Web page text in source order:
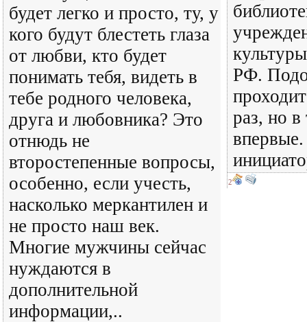
будет легко и просто, ту, у
кого будут блестеть глаза
от любви, кто будет
понимать тебя, видеть в
тебе родного человека,
друга и любовника? Это
отнюдь не
второстепенные вопросы,
особенно, если учесть,
насколько меркантилен и
не просто наш век.
Многие мужчины сейчас
нуждаются в
дополнительной
информации,..
РФ.
раз, но
2